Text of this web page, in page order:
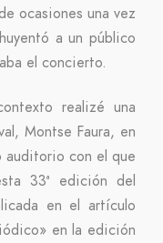
ocasiones una vez
a un público
el concierto.
realizé una
Montse Faura, en
auditorio con el que
33ª edición del
en el artículo
en la edición